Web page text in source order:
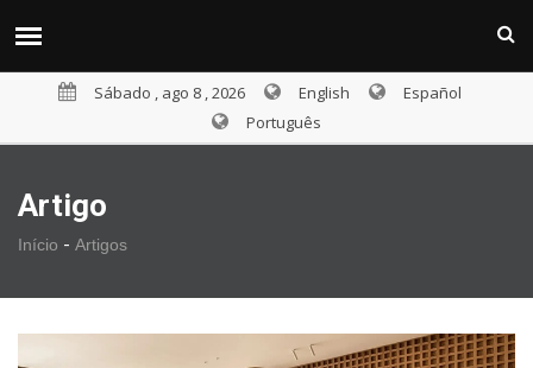
Sábado , ago 8 , 2026 English
Español
Português
Artigo
Início - Artigos